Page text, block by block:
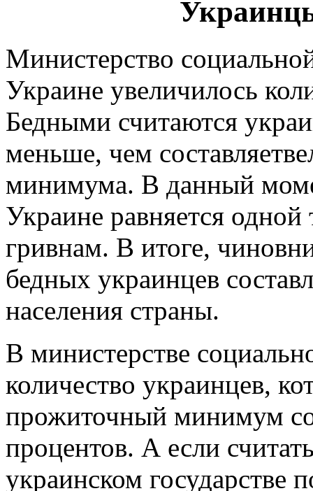
Министерство
Украине увеличилось
Бедными считаются
меньше, чем
минимума. В данный
Украине равняется
гривнам. В итоге,
бедных украинцев
населения страны.
В министерстве
количество украинцев,
прожиточный минимум
процентов. А если
украинском государстве